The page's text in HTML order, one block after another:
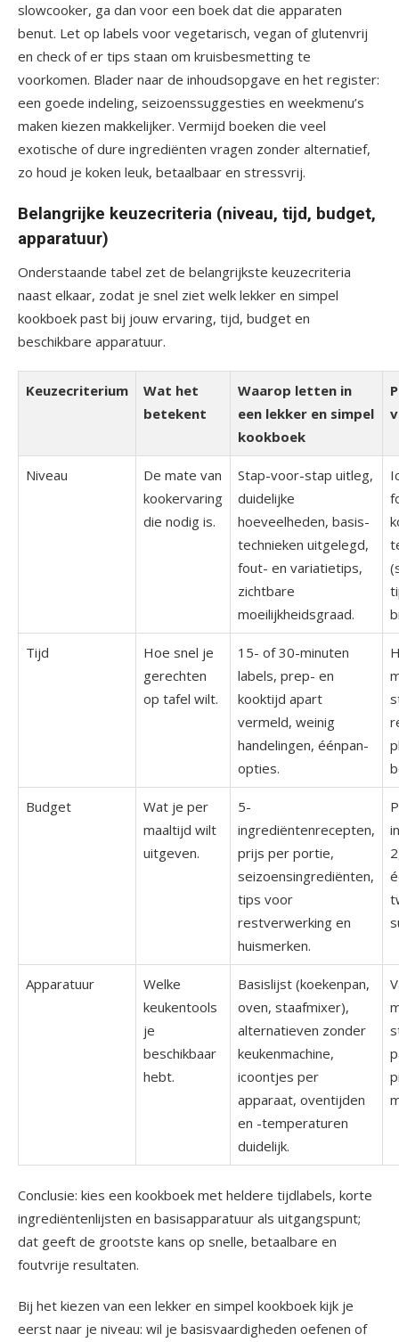
slowcooker, ga dan voor een boek dat die apparaten
benut. Let op labels voor vegetarisch, vegan of glutenvrij
en check of er tips staan om kruisbesmetting te
voorkomen. Blader naar de inhoudsopgave en het register:
een goede indeling, seizoenssuggesties en weekmenu’s
maken kiezen makkelijker. Vermijd boeken die veel
exotische of dure ingrediënten vragen zonder alternatief,
zo houd je koken leuk, betaalbaar en stressvrij.
Belangrijke keuzecriteria (niveau, tijd, budget,
apparatuur)
Onderstaande tabel zet de belangrijkste keuzecriteria
naast elkaar, zodat je snel ziet welk lekker en simpel
kookboek past bij jouw ervaring, tijd, budget en
beschikbare apparatuur.
Keuzecriterium
Wat het
betekent
Waarop letten in
een lekker en simpel
kookboek
Niveau
De mate van
kookervaring
die nodig is.
Stap-voor-stap uitleg,
duidelijke
hoeveelheden, basis­
technieken uitgelegd,
fout- en variatietips,
zichtbare
moeilijkheidsgraad.
Tijd
Hoe snel je
gerechten
op tafel wilt.
15- of 30-minuten
labels, prep- en
kooktijd apart
vermeld, weinig
handelingen, éénpan-
opties.
Budget
Wat je per
maaltijd wilt
uitgeven.
5-
ingrediëntenrecepten,
prijs per portie,
seizoensingrediënten,
tips voor
restverwerking en
huismerken.
Apparatuur
Welke
keukentools
je
beschikbaar
hebt.
Basislijst (koekenpan,
oven, staafmixer),
alternatieven zonder
keukenmachine,
icoontjes per
apparaat, oventijden
en -temperaturen
duidelijk.
Conclusie: kies een kookboek met heldere tijdlabels, korte
ingrediëntenlijsten en basisapparatuur als uitgangspunt;
dat geeft de grootste kans op snelle, betaalbare en
foutvrije resultaten.
Bij het kiezen van een lekker en simpel kookboek kijk je
eerst naar je niveau: wil je basisvaardigheden oefenen of